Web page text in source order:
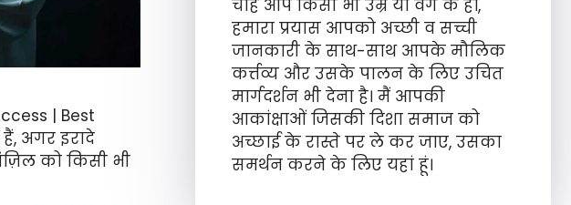
| Best
अगर इरादे
को किसी भी
चाहे आप किसी भी उम्र या वर्ग के हों,
हमारा प्रयास आपको अच्छी व सच्ची
जानकारी के साथ-साथ आपके मौलिक
कर्त्तव्य और उसके पालन के लिए उचित
मार्गदर्शन भी देना है। मैं आपकी
आकांक्षाओं जिसकी दिशा समाज को
अच्छाई के रास्ते पर ले कर जाए, उसका
समर्थन करने के लिए यहां हूं।